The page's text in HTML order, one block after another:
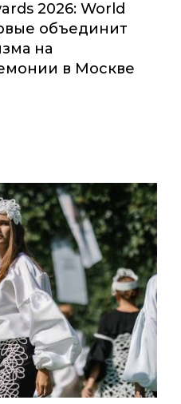
2026: World
объединит
на
в Москве